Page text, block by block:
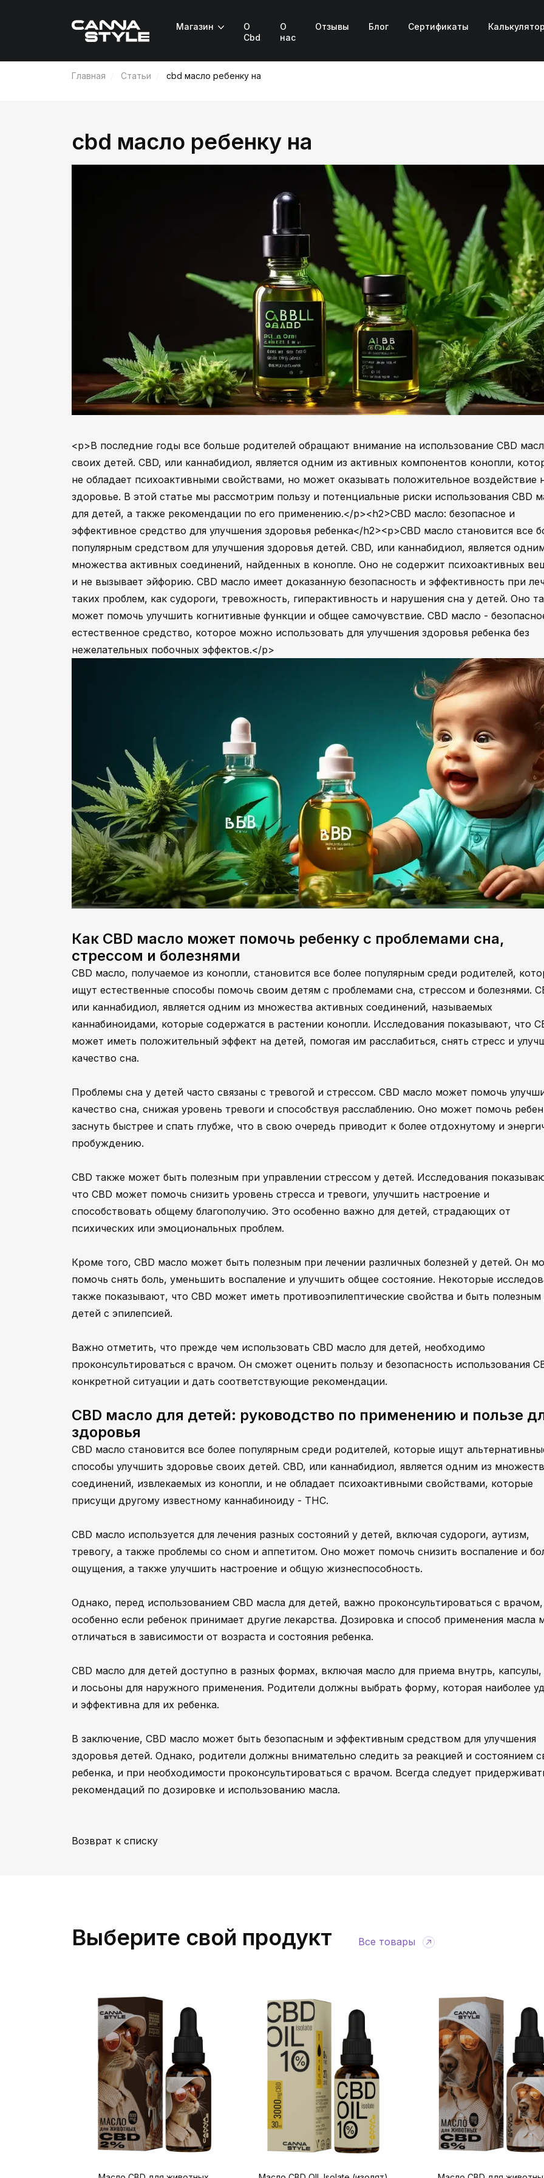
Магазин
О
Cbd
О
нас
Отзывы Блог Сертификаты Калькулятор
Главная Статьи cbd масло ребенку на
cbd масло ребенку на
<p>В последние годы все больше родителей обращают внимание на использование CBD
своих детей. CBD, или каннабидиол, является одним из активных компонентов конопли,
не обладает психоактивными свойствами, но может оказывать положительное воздействие
здоровье. В этой статье мы рассмотрим пользу и потенциальные риски использования CBD
для детей, а также рекомендации по его применению.</p><h2>CBD масло: безопасное и
эффективное средство для улучшения здоровья ребенка</h2><p>CBD масло становится все
популярным средством для улучшения здоровья детей. CBD, или каннабидиол, является
множества активных соединений, найденных в конопле. Оно не содержит психоактивных
и не вызывает эйфорию. CBD масло имеет доказанную безопасность и эффективность при
таких проблем, как судороги, тревожность, гиперактивность и нарушения сна у детей. Оно
может помочь улучшить когнитивные функции и общее самочувствие. CBD масло -
естественное средство, которое можно использовать для улучшения здоровья ребенка без
нежелательных побочных эффектов.</p>
Как CBD масло может помочь ребенку с проблемами сна,
стрессом и болезнями
CBD масло, получаемое из конопли, становится все более популярным среди родителей,
ищут естественные способы помочь своим детям с проблемами сна, стрессом и болезнями.
или каннабидиол, является одним из множества активных соединений, называемых
каннабиноидами, которые содержатся в растении конопли. Исследования показывают, что
может иметь положительный эффект на детей, помогая им расслабиться, снять стресс и
качество сна.
Проблемы сна у детей часто связаны с тревогой и стрессом. CBD масло может помочь
качество сна, снижая уровень тревоги и способствуя расслаблению. Оно может помочь
заснуть быстрее и спать глубже, что в свою очередь приводит к более отдохнутому и
пробуждению.
CBD также может быть полезным при управлении стрессом у детей. Исследования
что CBD может помочь снизить уровень стресса и тревоги, улучшить настроение и
способствовать общему благополучию. Это особенно важно для детей, страдающих от
психических или эмоциональных проблем.
Кроме того, CBD масло может быть полезным при лечении различных болезней у детей. Он
помочь снять боль, уменьшить воспаление и улучшить общее состояние. Некоторые
также показывают, что CBD может иметь противоэпилептические свойства и быть полезным
детей с эпилепсией.
Важно отметить, что прежде чем использовать CBD масло для детей, необходимо
проконсультироваться с врачом. Он сможет оценить пользу и безопасность использования
конкретной ситуации и дать соответствующие рекомендации.
CBD масло для детей: руководство по применению и пользе
здоровья
CBD масло становится все более популярным среди родителей, которые ищут
способы улучшить здоровье своих детей. CBD, или каннабидиол, является одним из
соединений, извлекаемых из конопли, и не обладает психоактивными свойствами, которые
присущи другому известному каннабиноиду - THC.
CBD масло используется для лечения разных состояний у детей, включая судороги, аутизм,
тревогу, а также проблемы со сном и аппетитом. Оно может помочь снизить воспаление и
ощущения, а также улучшить настроение и общую жизнеспособность.
Однако, перед использованием CBD масла для детей, важно проконсультироваться с врачом,
особенно если ребенок принимает другие лекарства. Дозировка и способ применения масла
отличаться в зависимости от возраста и состояния ребенка.
CBD масло для детей доступно в разных формах, включая масло для приема внутрь,
и лосьоны для наружного применения. Родители должны выбрать форму, которая наиболее
и эффективна для их ребенка.
В заключение, CBD масло может быть безопасным и эффективным средством для улучшения
здоровья детей. Однако, родители должны внимательно следить за реакцией и состоянием
ребенка, и при необходимости проконсультироваться с врачом. Всегда следует
рекомендаций по дозировке и использованию масла.
Возврат к списку
Выберите свой продукт Все товары